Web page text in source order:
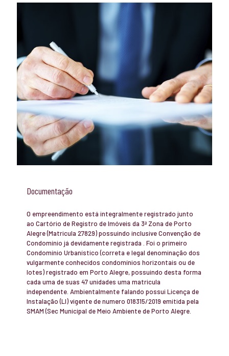
Documentação
O empreendimento está integralmente registrado junto
ao Cartório de Registro de Imóveis da 3ª Zona de Porto
Alegre (Matricula 27829) possuindo inclusive Convenção de
Condomínio já devidamente registrada . Foi o primeiro
Condomínio Urbanístico (correta e legal denominação dos
vulgarmente conhecidos condomínios horizontais ou de
lotes) registrado em Porto Alegre, possuindo desta forma
cada uma de suas 47 unidades uma matricula
independente. Ambientalmente falando possui Licença de
Instalação (LI) vigente de numero 018315/2019 emitida pela
SMAM (Sec Municipal de Meio Ambiente de Porto Alegre.